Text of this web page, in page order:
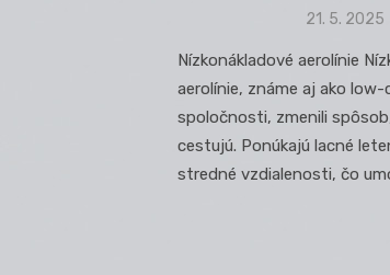
Posted
21. 5. 2025
Nízkonákladové aerolínie
aerolínie, známe aj ako
spoločnosti, zmenili
cestujú. Ponúkajú lacné
stredné vzdialenosti, čo